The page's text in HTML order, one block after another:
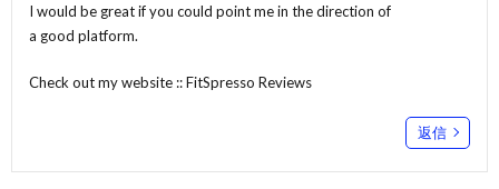
I would be great if you could point me in the direction of
a good platform.
Check out my website ::FitSpresso Reviews
返信